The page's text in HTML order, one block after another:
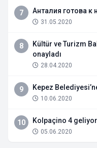
7 Анталия готова к
31.05.2020
8
Kültür ve Turizm
onayladı
28.04.2020
9 Kepez
10.06.2020
10 Kolpaçino 4 geliyor
05.06.2020